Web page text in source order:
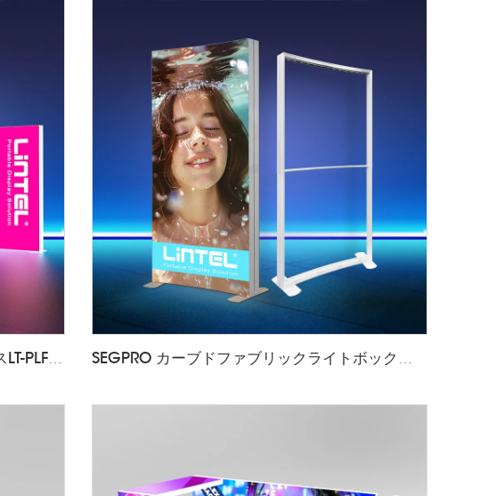
SEGPRO PVCモジュラーライトボックスLT-PLF120 3000*2000mm SEGPRO カーブドファブリックライトボックスLT-PLF120 1000*2000mm